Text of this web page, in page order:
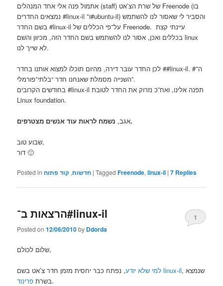
אתמול פנה אלי אחד המנהלים (staff) של שרת הצ’אט Freenode (בו
נמצאים החדרים ‎#linux-il ו־‎#ubuntu-il) והסביר לי שאסור לנו להשתמש
בשם החדר ‎#linux-il על־פי הכללים של Freenode. עיינתי קצת
בכללים ואכן, אסור לנו להשתמש בשם החדר הזה, מכיוון והשם linux
לא שייך לנו.
לכן החדר עובר דירה, מהיום תוכלו למצוא אותנו בחדר ‎##linux-il. ה־#
השנייה מסמלת שאנחנו חדר “בלתי־פורמלי”.
בחודשים הקרובים ‎#linux-il תפנה אלינו, ואח”כ נזרוק את החדר לטובת
Linux foundation.
אגב,נשמח לראות עוד אנשים מצטרפים.
שבוע טוב,
דור 🙂
Posted in חדשות, קוד פתוח |Tagged Freenode,linux-il |7 Replies
הרצאות ב־#linux-il
Posted on12/06/2010by Ddorda
1
שלום לכולם,
למי שלא יודע , נפתח כבר יחסית מזמן חדר צ’אט בשםlinux-il, שנמצא
בשרת פרינוד .